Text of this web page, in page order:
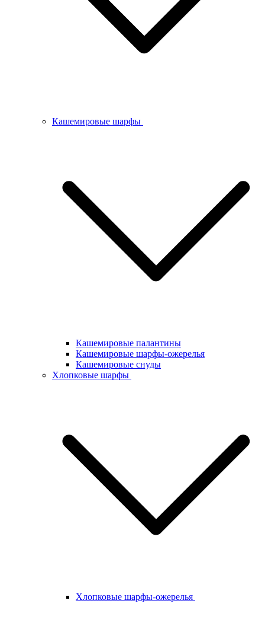
Кашемировые шарфы
Кашемировые палантины
Кашемировые шарфы-ожерелья
Кашемировые снуды
Хлопковые шарфы
Хлопковые шарфы-ожерелья